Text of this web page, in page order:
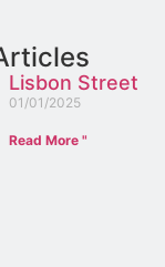
Lisbon Street
01/01/2025
Read More "